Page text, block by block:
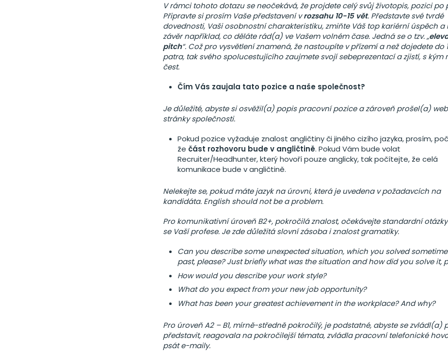
V rámci tohoto dotazu se neočekává, že projdete celý svůj životopis, pozici po
Připravte si prosím Vaše představení vrozsahu 10-15 vět. Představte své tvrdé
dovednosti, Vaši osobnostní charakteristiku, zmiňte Váš top kariérní úspěch a
závěr například, co děláte rád(a) ve Vašem volném čase. Jedná se o tzv. „
pitch“. Což pro vysvětlení znamená, že nastoupíte v přízemí a než dojedete do
patra, tak svého spolucestujícího zaujmete svojí sebeprezentací a zjistí, s kým
čest.
Čím Vás zaujala tato pozice a naše společnost?
Je důležité, abyste si osvěžil(a) popis pracovní pozice a zároveň prošel(a)
stránky společnosti.
Pokud pozice vyžaduje znalost angličtiny či jiného cizího jazyka, prosím,
že část rozhovoru bude v angličtině. Pokud Vám bude volat
Recruiter/Headhunter, který hovoří pouze anglicky, tak počítejte, že celá
komunikace bude v angličtině.
Nelekejte se, pokud máte jazyk na úrovni, která je uvedena v požadavcích na
kandidáta. English should not be a problem.
Pro komunikativní úroveň B2+, pokročilá znalost, očekávejte standardní
se Vaší profese. Je zde důležitá slovní zásoba i znalost gramatiky.
Can you describe some unexpected situation, which you solved
past, please? Just briefly what was the situation and how did you solve it,
How would you describe your work style?
What do you expect from your new job opportunity?
What has been your greatest achievement in the workplace? And why?
Pro úroveň A2 – B1, mírně-středně pokročilý, je podstatné, abyste se zvládl(a)
představit, reagovala na pokročilejší témata, zvládla pracovní telefonické
psát e-maily.